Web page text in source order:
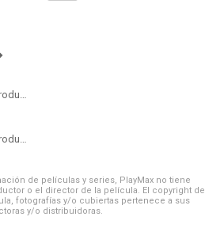
Compañía de Produccion
Compañía de Produccion
de películas y series, PlayMax no tiene
o el director de la película. El copyright de
fotografías y/o cubiertas pertenece a sus
y/o distribuidoras.